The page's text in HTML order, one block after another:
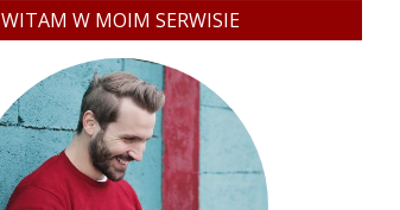
WITAM W MOIM SERWISIE